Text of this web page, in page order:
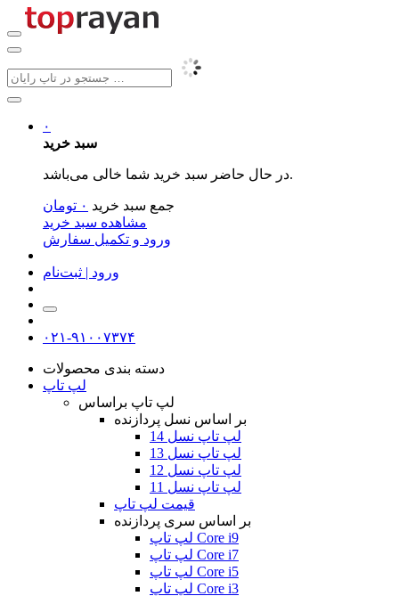
۰
سبد خرید
در حال حاضر سبد خرید شما خالی می‌باشد.
جمع سبد خرید ۰ تومان
مشاهده سبد خرید
ورود و تکمیل سفارش
ورود | ثبت‌نام
۰۲۱-۹۱۰۰۷۳۷۴
دسته بندی محصولات
لپ تاپ
لپ تاپ براساس
بر اساس نسل پردازنده
لپ تاپ نسل 14
لپ تاپ نسل 13
لپ تاپ نسل 12
لپ تاپ نسل 11
قیمت لپ تاپ
بر اساس سری پردازنده
لپ تاپ Core i9
لپ تاپ Core i7
لپ تاپ Core i5
لپ تاپ Core i3